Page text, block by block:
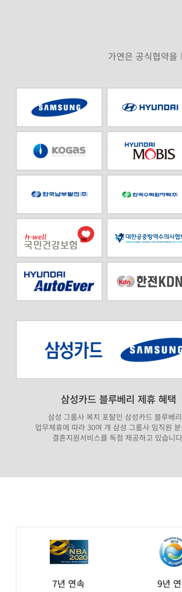
가연은 공식협약
삼성카드 블루베리 제휴 혜택
삼성 그룹사 복지 포탈인 삼성카드 블루베
업무제휴에 따라 30여 개 삼성 그룹사 임직원
결혼지원서비스를 독점 제공하고 있습니
7년 연속 9년